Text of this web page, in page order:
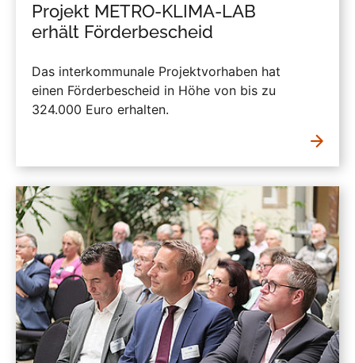
Projekt METRO-KLIMA-LAB
erhält Förderbescheid
Das interkommunale Projektvorhaben hat
einen Förderbescheid in Höhe von bis zu
324.000 Euro erhalten.